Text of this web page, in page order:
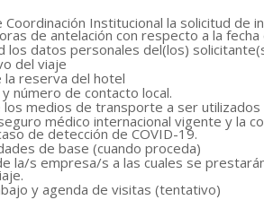
Coordinación Institucional la solicitud de
de antelación con respecto a la fecha
los datos personales del(los)
del viaje
reserva del hotel
número de contacto local.
los medios de transporte a ser utilizados
médico internacional vigente y la
de detección de COVID-19.
de base (cuando proceda)
la/s empresa/s a las cuales se
y agenda de visitas (tentativo)